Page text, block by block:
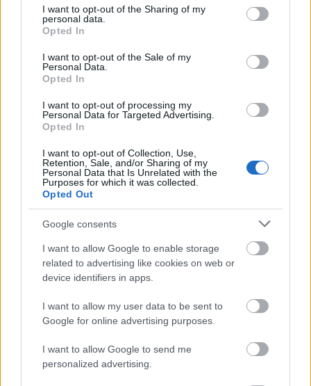
not limited to your visit or usage behaviour. You may click to
grant or deny consent to Google and its third-party tags to
use your data for below specified purposes in below Google
consent section.
I want to opt-out of the Sharing of my
personal data.
Opted In
I want to opt-out of the Sale of my
Personal Data.
Opted In
I want to opt-out of processing my
Personal Data for Targeted Advertising.
Opted In
I want to opt-out of Collection, Use,
Retention, Sale, and/or Sharing of my
Personal Data that Is Unrelated with the
Purposes for which it was collected.
Opted Out
Google consents
I want to allow Google to enable storage
related to advertising like cookies on web or
device identifiers in apps.
I want to allow my user data to be sent to
Google for online advertising purposes.
I want to allow Google to send me
personalized advertising.
A világ legveszélyesebb migrációs útvonalai: A
Közép-Mediterrán útvonal, A Darién-régió és az
Manaus: a dzsungel szívének városa